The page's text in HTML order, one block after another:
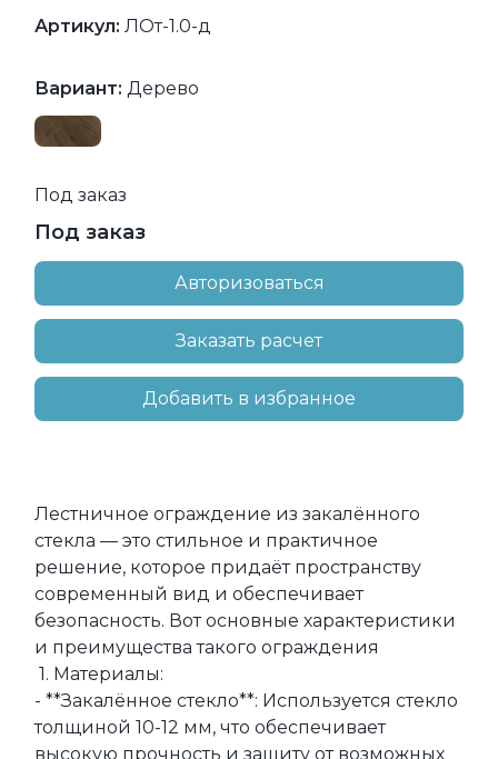
Артикул: ЛОт-1.0-д
Вариант: Дерево
Под заказ
Под заказ
Авторизоваться
Заказать расчет
Добавить в избранное
Лестничное ограждение из закалённого
стекла — это стильное и практичное
решение, которое придаёт пространству
современный вид и обеспечивает
безопасность. Вот основные характеристики
и преимущества такого ограждения
- **Закалённое стекло**: Используется стекло
толщиной 10-12 мм, что обеспечивает
высокую прочность и защиту от возможных